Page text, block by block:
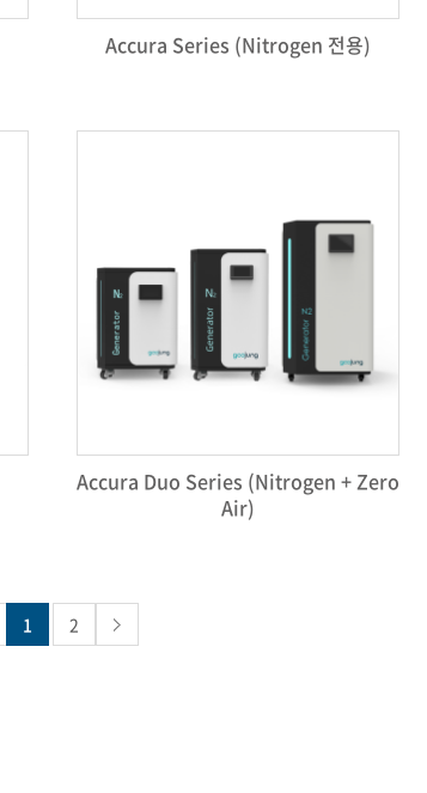
Accura Series (Nitrogen 전용)
Accura Duo Series (Nitrogen + Zero
Air)
1 2